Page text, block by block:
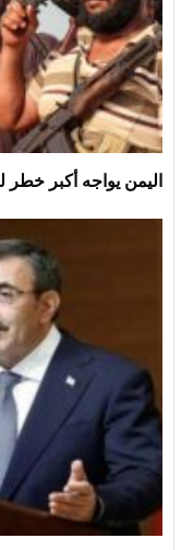
اليمن يواجه أكبر خطر